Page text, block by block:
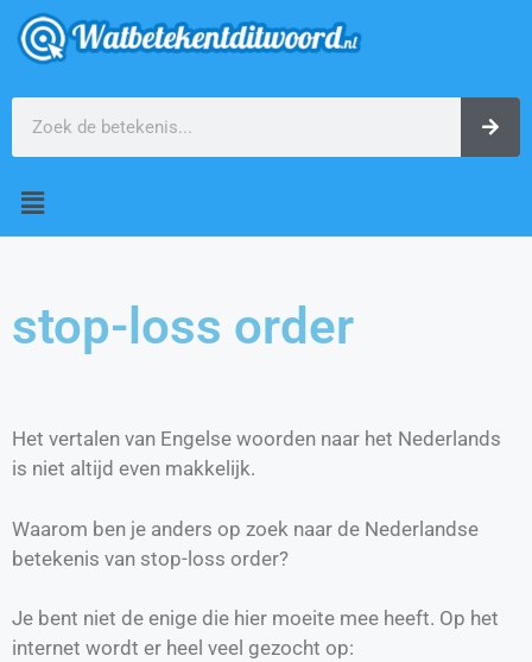
stop-loss order
Het vertalen van Engelse woorden naar het Nederlands
is niet altijd even makkelijk.
Waarom ben je anders op zoek naar de Nederlandse
betekenis van stop-loss order?
Je bent niet de enige die hier moeite mee heeft. Op het
internet wordt er heel veel gezocht op: